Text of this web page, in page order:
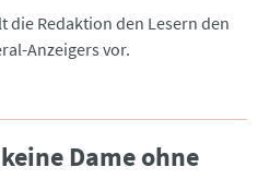
die Redaktion den Lesern den
Anzeigers vor.
Dame ohne